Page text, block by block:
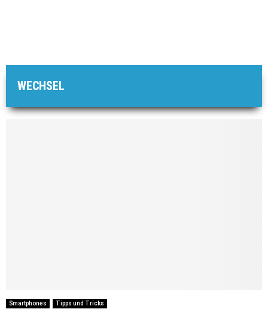
WECHSEL
Smartphones Tipps und Tricks